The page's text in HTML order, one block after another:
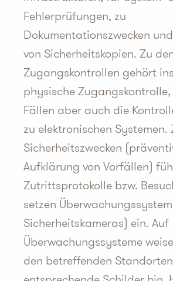
Fehlerprüfungen, zu
Dokumentationszwecken
von Sicherheitskopien. Zu
Zugangskontrollen gehört
physische
Fällen aber auch die
zu elektronischen Systemen.
Sicherheitszwecken
Aufklärung von Vorfällen)
Zutrittsprotokolle bzw.
setzen
Sicherheitskameras) ein. Auf
Überwachungssysteme
den betreffenden